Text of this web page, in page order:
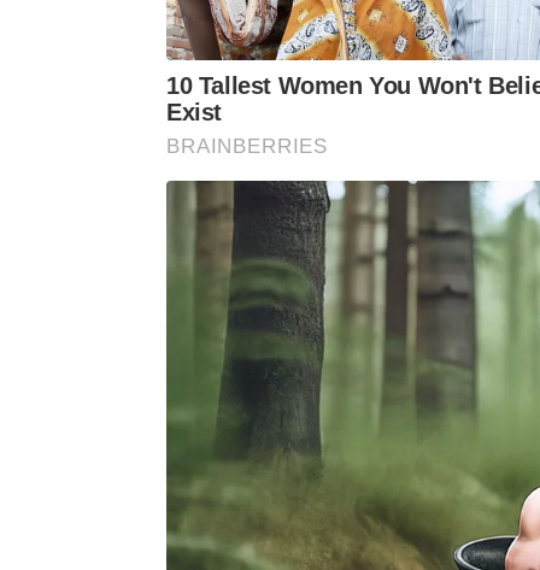
10 Tallest Women You Won't
Exist
BRAINBERRIES